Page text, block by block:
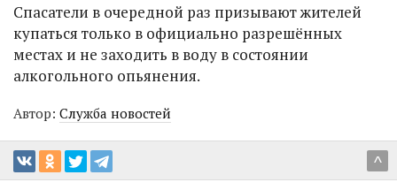
Спасатели в очередной раз призывают жителей
купаться только в официально разрешённых
местах и не заходить в воду в состоянии
алкогольного опьянения.
Автор: Служба новостей
^